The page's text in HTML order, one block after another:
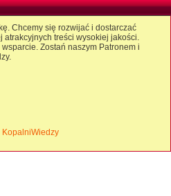
Chcemy się rozwijać i dostarczać
atrakcyjnych treści wysokiej jakości.
Zostań naszym Patronem i
KopalniWiedzy